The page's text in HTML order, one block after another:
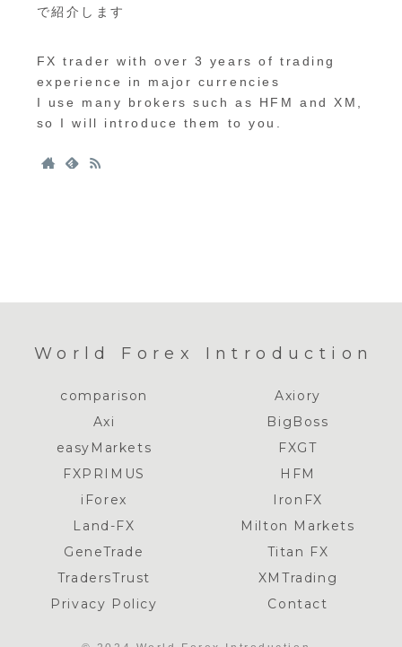
で紹介します
FX trader with over 3 years of trading
experience in major currencies
I use many brokers such as HFM and XM,
so I will introduce them to you.
World Forex Introduction
comparison
Axiory
Axi
BigBoss
easyMarkets
FXGT
FXPRIMUS
HFM
iForex
IronFX
Land-FX
Milton Markets
GeneTrade
Titan FX
TradersTrust
XMTrading
Privacy Policy
Contact